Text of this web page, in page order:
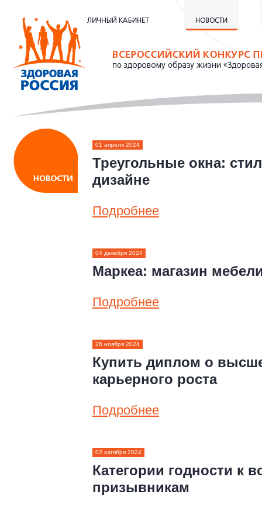
01 апреля 2024
Треугольные окна:
дизайне
Подробнее
04 декабря 2024
Маркеа: магазин
Подробнее
26 ноября 2024
Купить диплом о
карьерного роста
Подробнее
02 октября 2024
Категории годности к
призывникам